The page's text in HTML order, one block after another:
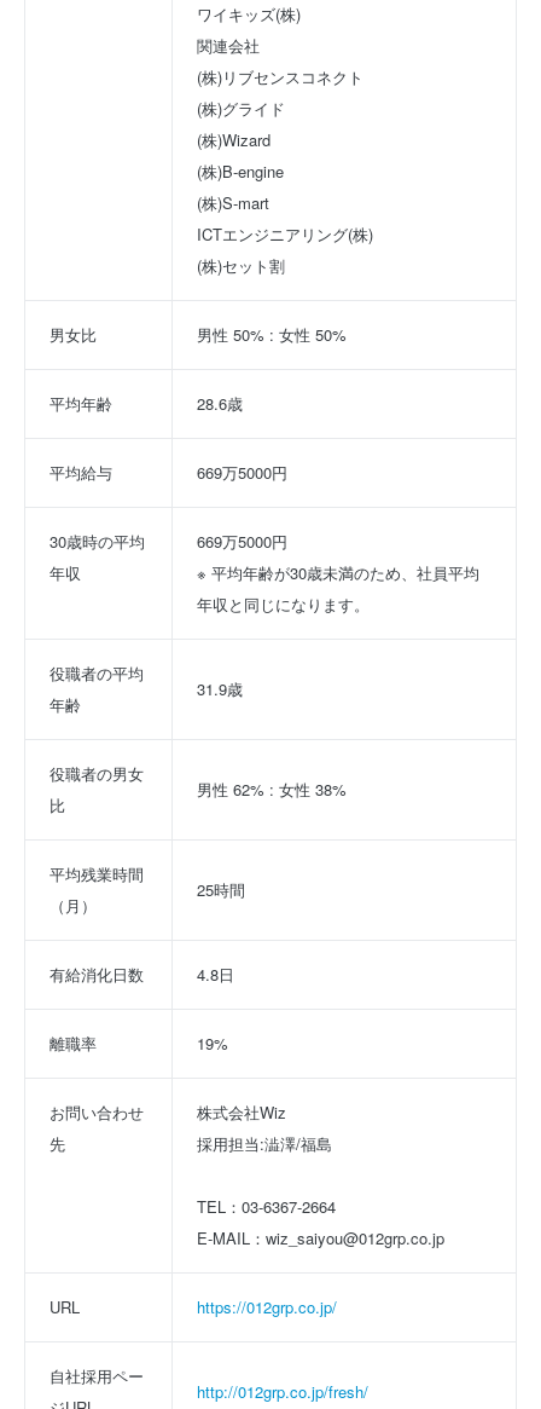
ワイキッズ(株)
関連会社
(株)リブセンスコネクト
(株)グライド
(株)Wizard
(株)B-engine
(株)S-mart
ICTエンジニアリング(株)
(株)セット割
男女比 男性 50% : 女性 50%
平均年齢 28.6歳
平均給与 669万5000円
30歳時の平均
年収
669万5000円
※ 平均年齢が30歳未満のため、社員平均
年収と同じになります。
役職者の平均
年齢
31.9歳
役職者の男女
比
男性 62% : 女性 38%
平均残業時間
（月）
25時間
有給消化日数 4.8日
離職率 19%
お問い合わせ
先
株式会社Wiz
採用担当:澁澤/福島
TEL：03-6367-2664
E-MAIL：wiz_saiyou@012grp.co.jp
URL https://012grp.co.jp/
自社採用ペー
http://012grp.co.jp/fresh/